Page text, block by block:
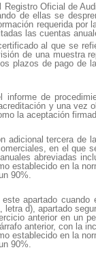
Oficial de
de ellas se
requerida
las cuentas
al que se
de una muestra
plazos de pago de
de
y una vez
la aceptación
adicional tercera
en el
abreviadas
establecido en la
90%.
apartado
d), apartado
anterior en un
anterior, con la
establecido en la
90%.